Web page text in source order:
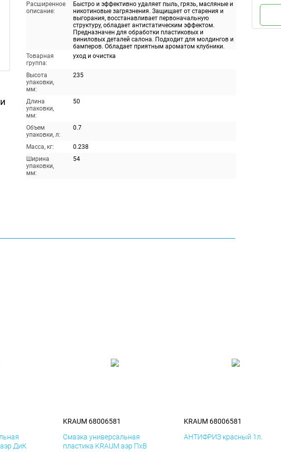
Расширенное
описание:
Быстро и эффективно удаляет пыль, грязь, масляные и
никотиновые загрязнения. Защищает от старения и
выгорания, восстанавливает первоначальную
структуру, обладает антистатическим эффектом.
Предназначен для обработки пластиковых и
виниловых деталей салона. Подходит для молдингов и
бамперов. Обладает приятным ароматом клубники.
Товарная
группа:
уход и очистка
Высота
упаковки,
мм:
235
Длина
упаковки,
мм:
50
Объем
упаковки, л:
0.7
Масса, кг:
0.238
Ширина
упаковки,
мм:
54
ДиК
KRAUM 68006581
Смазка универсальная
пластика KRAUM аэр ПхВ
KRAUM 68006581
АНТИФРИЗ красный 1л.